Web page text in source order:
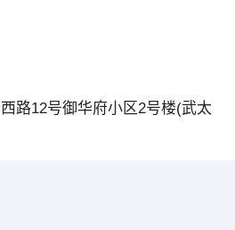
路12号御华府小区2号楼(武太